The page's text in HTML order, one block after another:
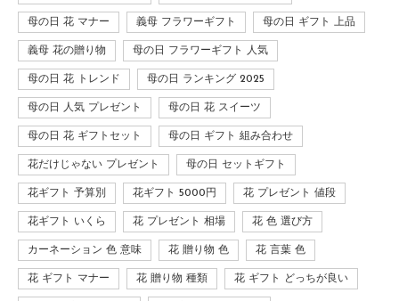
母の日 花 マナー 義母 フラワーギフト 母の日 ギフト 上品
義母 花の贈り物 母の日 フラワーギフト 人気
母の日 花 トレンド 母の日 ランキング 2025
母の日 人気 プレゼント 母の日 花 スイーツ
母の日 花 ギフトセット 母の日 ギフト 組み合わせ
花だけじゃない プレゼント 母の日 セットギフト
花ギフト 予算別 花ギフト 5000円 花 プレゼント 値段
花ギフト いくら 花 プレゼント 相場 花 色 選び方
カーネーション 色 意味 花 贈り物 色 花 言葉 色
花 ギフト マナー 花 贈り物 種類 花 ギフト どっちが良い